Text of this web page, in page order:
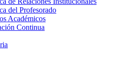
del Profesorado
Académicos
Continua